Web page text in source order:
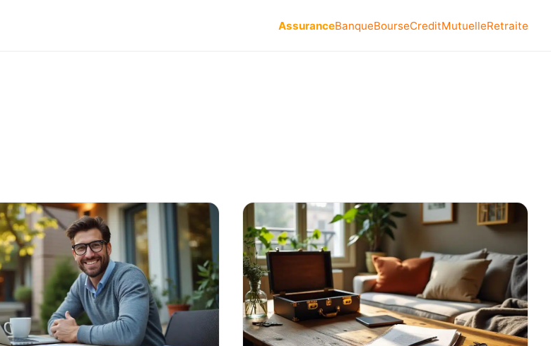
AssuranceBanqueBourseCreditMutuelleRetraite